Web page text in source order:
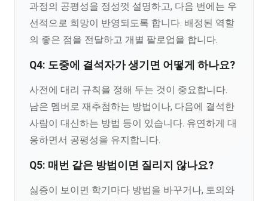
과정의 공평성을 정성껏 설명하고, 다음 번에는 우
선적으로 희망이 반영되도록 합니다. 배정된 역할
의 좋은 점을 전달하고 개별 팔로업을 합니다.
Q4: 도중에 결석자가 생기면 어떻게 하나요?
사전에 대리 규칙을 정해 두는 것이 중요합니다.
남은 멤버로 재추첨하는 방법이나, 다음에 결석한
사람이 대신하는 방법 등이 있습니다. 유연하게 대
응하면서 공평성을 유지합니다.
Q5: 매번 같은 방법이면 질리지 않나요?
싫증이 보이면 학기마다 방법을 바꾸거나, 토의와